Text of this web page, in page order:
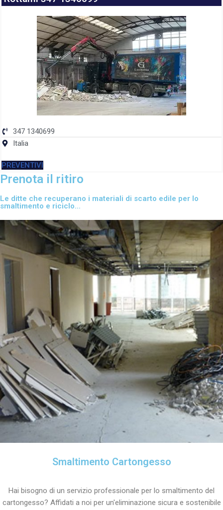
347 1340699
Italia
PREVENTIVI
Prenota il ritiro
Le ditte che recuperano i materiali di scarto edile per lo
smaltimento e riciclo...
Smaltimento Cartongesso
Hai bisogno di un servizio professionale per lo smaltimento del
cartongesso? Affidati a noi per un'eliminazione sicura e sostenibile